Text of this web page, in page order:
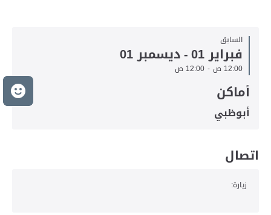
السابق
فبراير 01 -ديسمبر 01
12:00 ص - 12:00 ص
أماكن
أبوظبي
اتصال
زيارة: